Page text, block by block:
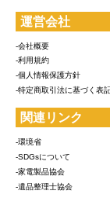
運営会社
-会社概要
-利用規約
-個人情報保護方針
-特定商取引法に基づく表
関連リンク
-環境省
-SDGsについて
-家電製品協会
-遺品整理士協会